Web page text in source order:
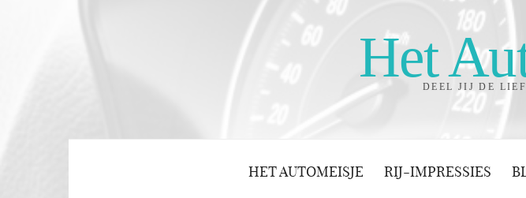
HetDEEL JIJ DE
HET AUTOMEISJE RIJ-IMPRESSIES